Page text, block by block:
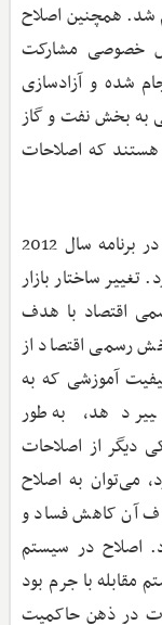
انجام شد. همچنین اصلاح
خصوصی مشارکت
شده و آزادسازی
به بخش نفت و گاز
هستند که اصلاحات
دسته دوم، اصلاحاتی هستند که میان آنچه در برنامه سال 2012
تغییر ساختار بازار
اقتصاد با هدف
رسمی اقتصاد از
آموزشی که به
دهد، به طور
دیگر از اصلاحات
می‌توان به اصلاح
آن کاهش فساد و
اصلاح در سیستم
مقابله با جرم بود
در ذهن حاکمیت